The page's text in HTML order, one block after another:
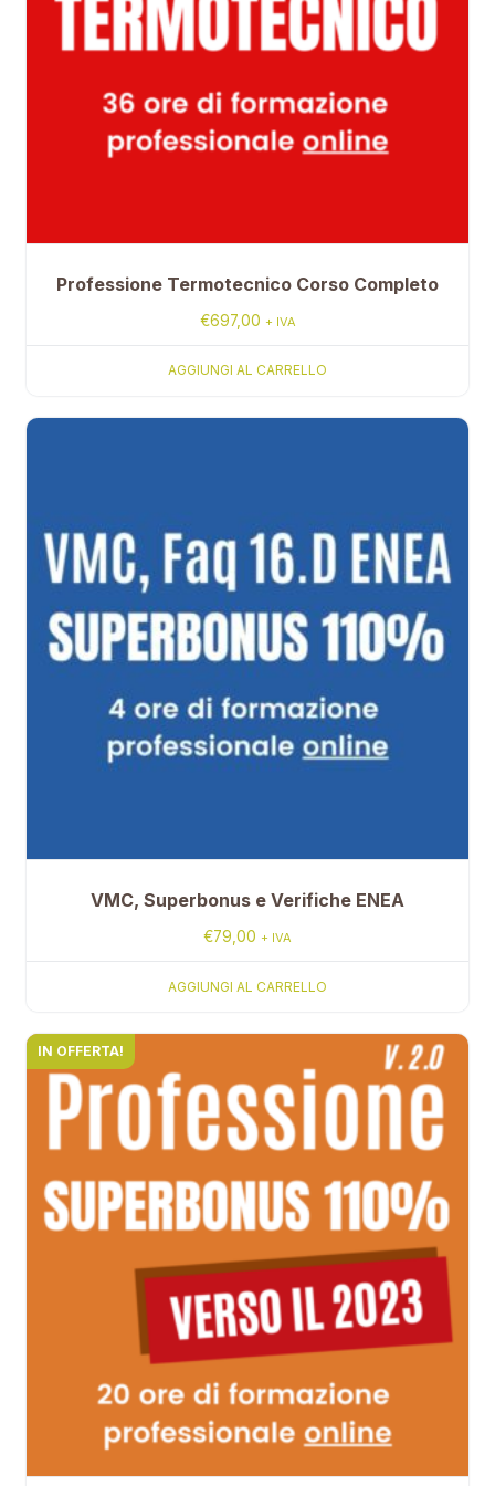
Professione Termotecnico Corso Completo
€697,00 + IVA
AGGIUNGI AL CARRELLO
VMC, Superbonus e Verifiche ENEA
€79,00 + IVA
AGGIUNGI AL CARRELLO
IN OFFERTA!